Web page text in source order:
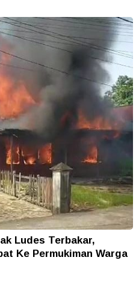
Ludes Terbakar,
Ke Permukiman Warga